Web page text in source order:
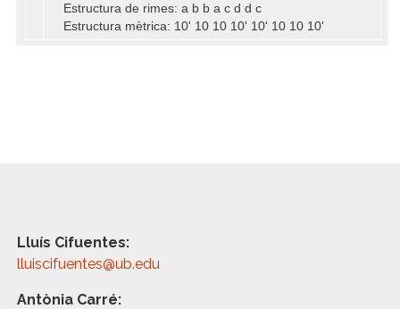
Estructura de rimes: a b b a c d d c
Estructura mètrica: 10' 10 10 10' 10' 10 10 10'
Lluís Cifuentes:
lluiscifuentes@ub.edu
Antònia Carré: